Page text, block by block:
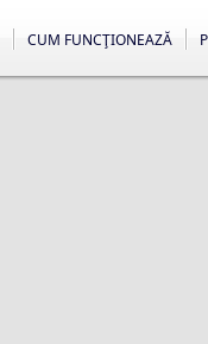
CUM FUNCŢIONEAZĂ